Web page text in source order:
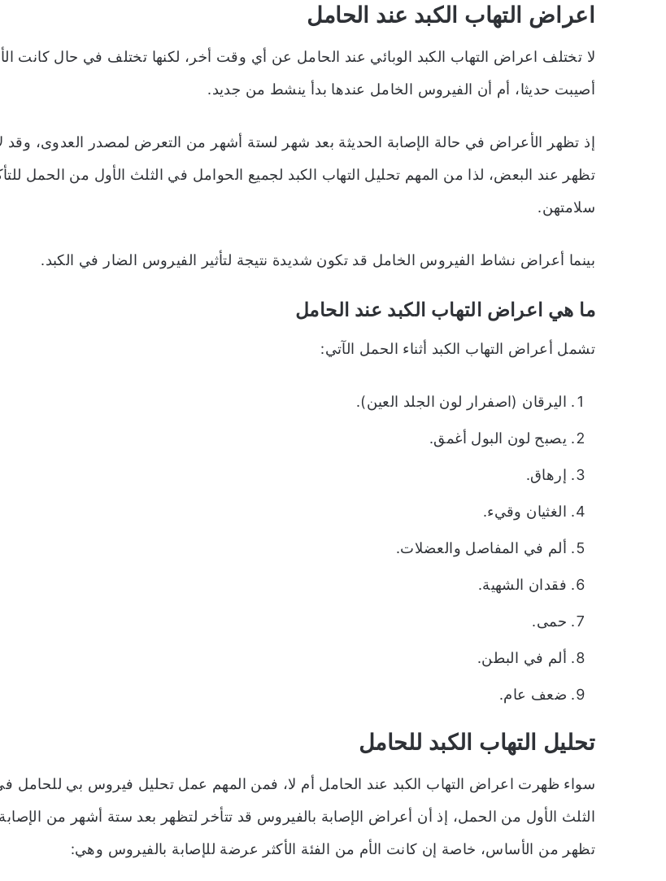
اعراض التهاب الكبد عند الحامل
لا تختلف اعراض التهاب الكبد الوبائي عند الحامل عن أي وقت أخر، لكنها تختلف في حال كانت
أصيبت حديثا، أم أن الفيروس الخامل عندها بدأ ينشط من جديد.
إذ تظهر الأعراض في حالة الإصابة الحديثة بعد شهر لستة أشهر من التعرض لمصدر العدوى، وقد
تظهر عند البعض، لذا من المهم تحليل التهاب الكبد لجميع الحوامل في الثلث الأول من الحمل
سلامتهن.
بينما أعراض نشاط الفيروس الخامل قد تكون شديدة نتيجة لتأثير الفيروس الضار في الكبد.
ما هي اعراض التهاب الكبد عند الحامل
تشمل أعراض التهاب الكبد أثناء الحمل الآتي:
اليرقان (اصفرار لون الجلد العين).
يصبح لون البول أغمق.
إرهاق.
الغثيان وقيء.
ألم في المفاصل والعضلات.
فقدان الشهية.
حمى.
ألم في البطن.
ضعف عام.
تحليل التهاب الكبد للحامل
سواء ظهرت اعراض التهاب الكبد عند الحامل أم لا، فمن المهم عمل تحليل فيروس بي للحامل
الثلث الأول من الحمل، إذ أن أعراض الإصابة بالفيروس قد تتأخر لتظهر بعد ستة أشهر من الإصابة
تظهر من الأساس، خاصة إن كانت الأم من الفئة الأكثر عرضة للإصابة بالفيروس وهي: